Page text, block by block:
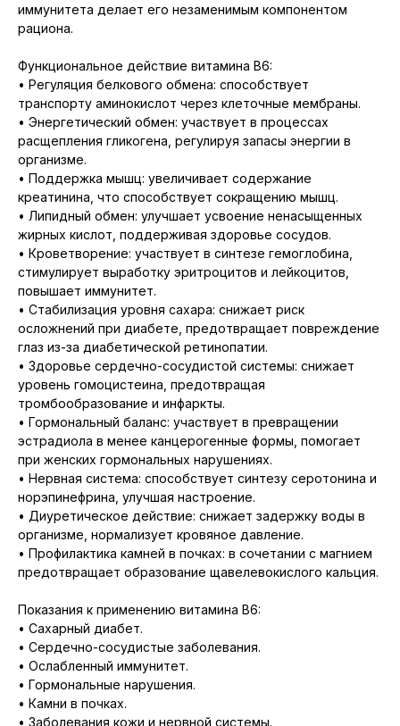
иммунитета делает его незаменимым компонентом
рациона.
Функциональное действие витамина B6:
• Регуляция белкового обмена: способствует
транспорту аминокислот через клеточные мембраны.
• Энергетический обмен: участвует в процессах
расщепления гликогена, регулируя запасы энергии в
организме.
• Поддержка мышц: увеличивает содержание
креатинина, что способствует сокращению мышц.
• Липидный обмен: улучшает усвоение ненасыщенных
жирных кислот, поддерживая здоровье сосудов.
• Кроветворение: участвует в синтезе гемоглобина,
стимулирует выработку эритроцитов и лейкоцитов,
повышает иммунитет.
• Стабилизация уровня сахара: снижает риск
осложнений при диабете, предотвращает повреждение
глаз из-за диабетической ретинопатии.
• Здоровье сердечно-сосудистой системы: снижает
уровень гомоцистеина, предотвращая
тромбообразование и инфаркты.
• Гормональный баланс: участвует в превращении
эстрадиола в менее канцерогенные формы, помогает
при женских гормональных нарушениях.
• Нервная система: способствует синтезу серотонина и
норэпинефрина, улучшая настроение.
• Диуретическое действие: снижает задержку воды в
организме, нормализует кровяное давление.
• Профилактика камней в почках: в сочетании с магнием
предотвращает образование щавелевокислого кальция.
Показания к применению витамина B6:
• Сахарный диабет.
• Сердечно-сосудистые заболевания.
• Ослабленный иммунитет.
• Гормональные нарушения.
• Камни в почках.
• Заболевания кожи и нервной системы.